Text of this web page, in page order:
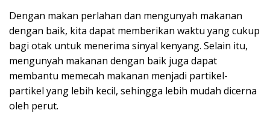
Dengan makan perlahan dan mengunyah makanan
dengan baik, kita dapat memberikan waktu yang cukup
bagi otak untuk menerima sinyal kenyang. Selain itu,
mengunyah makanan dengan baik juga dapat
membantu memecah makanan menjadi partikel-
partikel yang lebih kecil, sehingga lebih mudah dicerna
oleh perut.